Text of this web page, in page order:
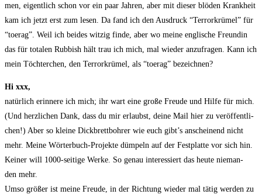
men, eigent­lich schon vor ein paar Jah­ren, aber mit die­ser blö­den Krank­heit
kam ich jetzt erst zum lesen. Da fand ich den Aus­druck “Ter­ror­krü­mel” für
“toer­ag”. Weil ich bei­des wit­zig fin­de, aber wo mei­ne eng­li­sche Freun­din
das für tota­len Rub­bish hält trau ich mich, mal wie­der anzu­fra­gen. Kann ich
mein Töch­ter­chen, den Ter­ror­krü­mel, als “toer­ag” bezeichnen?
Hi xxx,
natür­lich erin­ne­re ich mich; ihr wart eine gro­ße Freu­de und Hil­fe für mich.
(Und herz­li­chen Dank, dass du mir erlaubst, dei­ne Mail hier zu ver­öf­fent­li­
chen!) Aber so klei­ne Dick­brett­boh­rer wie euch gibt’s anschei­nend nicht
mehr. Mei­ne Wör­ter­buch-Pro­jek­te düm­peln auf der Fest­plat­te vor sich hin.
Kei­ner will 1000-sei­ti­ge Wer­ke. So genau inter­es­siert das heu­te nie­man­
den mehr.
Umso grö­ßer ist mei­ne Freu­de, in der Rich­tung wie­der mal tätig wer­den zu